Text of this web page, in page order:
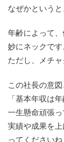
なぜかという
年齢によって
妙にネックです
ただし、メチャ
この社長の意図
「基本年収は
一生懸命頑張っ
実績や成果を
ってくださいね